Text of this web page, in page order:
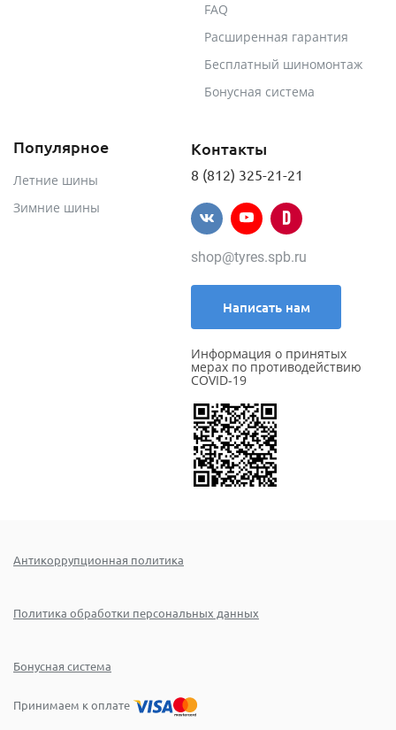
FAQ
Расширенная гарантия
Бесплатный шиномонтаж
Бонусная система
Популярное
Летние шины
Зимние шины
Контакты
8 (812) 325-21-21
shop@tyres.spb.ru
Написать нам
Информация о принятых
мерах по противодействию
COVID-19
Антикоррупционная политика
Политика обработки персональных данных
Бонусная система
Принимаем к оплате